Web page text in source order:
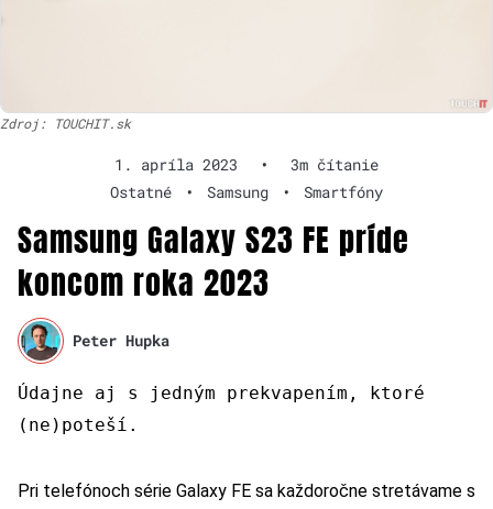
Zdroj: TOUCHIT.sk
1. apríla 2023 •
3m čítanie
Ostatné
• Samsung • Smartfóny
Samsung Galaxy S23 FE príde
koncom roka 2023
Peter Hupka
Údajne aj s jedným prekvapením, ktoré
(ne)poteší.
Pri telefónoch série Galaxy FE sa každoročne stretávame s